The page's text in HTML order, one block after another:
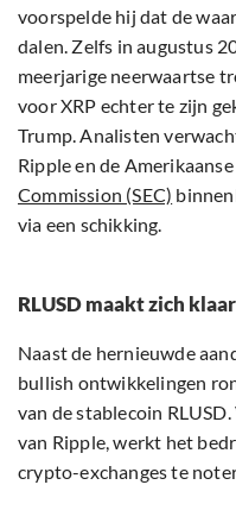
voorspelde hij dat de
dalen. Zelfs in augustus
meerjarige neerwaartse
voor XRP echter te zijn
Trump. Analisten
Ripple en de Amerikaanse
Commission (SEC)
via een schikking.
RLUSD maakt zich
Naast de hernieuwde
bullish ontwikkelingen
van de stablecoin
van Ripple, werkt het
crypto-exchanges te